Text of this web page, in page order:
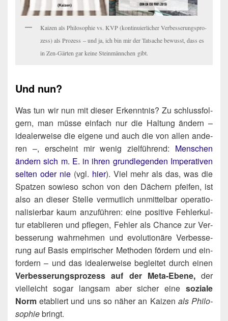
Kai­zen als Phi­lo­so­phie vs. KVP (kon­ti­nu­ier­li­cher Ver­bes­se­rungs­pro­
zess) als Pro­zess – und ja, ich bin mir der Tat­sa­che bewusst, dass es
in Zen-Gär­ten gar kei­ne Stein­männ­chen gibt.
Und nun?
Was tun wir nun mit die­ser Erkennt­nis? Zu schluss­fol­
gern, man müs­se ein­fach nur die Hal­tung ändern –
idea­ler­wei­se die eige­ne und auch die von allen ande­
ren –, erscheint mir wenig ziel­füh­rend: Men­schen
ändern sich m. E. in ihren grund­le­gen­den Impe­ra­ti­ven
sel­ten oder nie(vgl. hier). Viel mehr als das, was die
Spat­zen sowie­so schon von den Dächern pfei­fen, ist
also an die­ser Stel­le ver­mut­lich unmit­tel­bar ope­ra­tio­
na­li­sier­bar kaum anzu­füh­ren: eine posi­ti­ve Feh­ler­kul­
tur eta­blie­ren und pfle­gen, Feh­ler als Chan­ce zur Ver­
bes­se­rung wahr­neh­men und evo­lu­tio­nä­re Ver­bes­se­
rung auf Basis empi­ri­scher Metho­den för­dern und ein­
for­dern – und das idea­ler­wei­se beglei­tet durch einen
Ver­bes­se­rungs­pro­zess auf der Meta-Ebe­ne,der
viel­leicht sogar lang­sam aber sicher eine sozia­le
Norm eta­bliert und uns so näher an Kai­zen als Phi­lo­
so­phiebringt.